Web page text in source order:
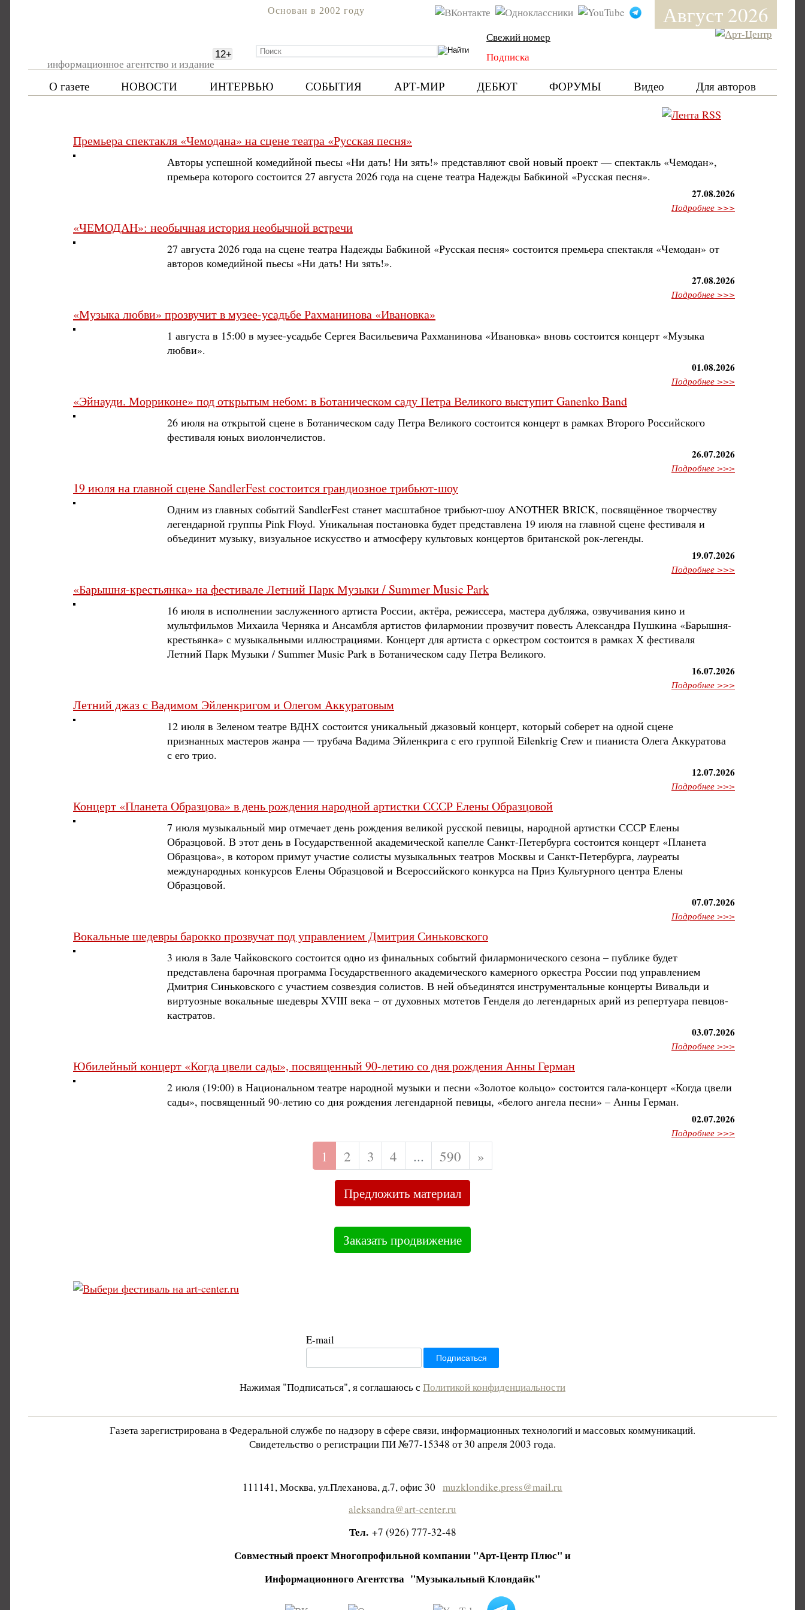
Август 2026
информационное агентство и издание
12+
Основан в 2002 году
Свежий номер
Подписка
О газете НОВОСТИ ИНТЕРВЬЮ СОБЫТИЯ АРТ-МИР ДЕБЮТ ФОРУМЫ Видео Для авторов
Премьера спектакля «Чемодана» на сцене театра «Русская песня»
Авторы успешной комедийной пьесы «Ни дать! Ни зять!» представляют свой новый проект — спектакль «Чемодан»,
премьера которого состоится 27 августа 2026 года на сцене театра Надежды Бабкиной «Русская песня».
27.08.2026
Подробнее >>>
«ЧЕМОДАН»: необычная история необычной встречи
27 августа 2026 года на сцене театра Надежды Бабкиной «Русская песня» состоится премьера спектакля «Чемодан» от
авторов комедийной пьесы «Ни дать! Ни зять!».
27.08.2026
Подробнее >>>
«Музыка любви» прозвучит в музее-усадьбе Рахманинова «Ивановка»
1 августа в 15:00 в музее-усадьбе Сергея Васильевича Рахманинова «Ивановка» вновь состоится концерт «Музыка
любви».
01.08.2026
Подробнее >>>
«Эйнауди. Морриконе» под открытым небом: в Ботаническом саду Петра Великого выступит Ganenko Band
26 июля на открытой сцене в Ботаническом саду Петра Великого состоится концерт в рамках Второго Российского
фестиваля юных виолончелистов.
26.07.2026
Подробнее >>>
19 июля на главной сцене SandlerFest состоится грандиозное трибьют-шоу
Одним из главных событий SandlerFest станет масштабное трибьют-шоу ANOTHER BRICK, посвящённое творчеству
легендарной группы Pink Floyd. Уникальная постановка будет представлена 19 июля на главной сцене фестиваля и
объединит музыку, визуальное искусство и атмосферу культовых концертов британской рок-легенды.
19.07.2026
Подробнее >>>
«Барышня-крестьянка» на фестивале Летний Парк Музыки / Summer Music Park
16 июля в исполнении заслуженного артиста России, актёра, режиссера, мастера дубляжа, озвучивания кино и
мультфильмов Михаила Черняка и Ансамбля артистов филармонии прозвучит повесть Александра Пушкина «Барышня-
крестьянка» с музыкальными иллюстрациями. Концерт для артиста с оркестром состоится в рамках Х фестиваля
Летний Парк Музыки / Summer Music Park в Ботаническом саду Петра Великого.
16.07.2026
Подробнее >>>
Летний джаз с Вадимом Эйленкригом и Олегом Аккуратовым
12 июля в Зеленом театре ВДНХ состоится уникальный джазовый концерт, который соберет на одной сцене
признанных мастеров жанра — трубача Вадима Эйленкрига с его группой Eilenkrig Crew и пианиста Олега Аккуратова
с его трио.
12.07.2026
Подробнее >>>
Концерт «Планета Образцова» в день рождения народной артистки СССР Елены Образцовой
7 июля музыкальный мир отмечает день рождения великой русской певицы, народной артистки СССР Елены
Образцовой. В этот день в Государственной академической капелле Санкт-Петербурга состоится концерт «Планета
Образцова», в котором примут участие солисты музыкальных театров Москвы и Санкт-Петербурга, лауреаты
международных конкурсов Елены Образцовой и Всероссийского конкурса на Приз Культурного центра Елены
Образцовой.
07.07.2026
Подробнее >>>
Вокальные шедевры барокко прозвучат под управлением Дмитрия Синьковского
3 июля в Зале Чайковского состоится одно из финальных событий филармонического сезона – публике будет
представлена барочная программа Государственного академического камерного оркестра России под управлением
Дмитрия Синьковского с участием созвездия солистов. В ней объединятся инструментальные концерты Вивальди и
виртуозные вокальные шедевры XVIII века – от духовных мотетов Генделя до легендарных арий из репертуара певцов-
кастратов.
03.07.2026
Подробнее >>>
Юбилейный концерт «Когда цвели сады», посвященный 90-летию со дня рождения Анны Герман
2 июля (19:00) в Национальном театре народной музыки и песни «Золотое кольцо» состоится гала-концерт «Когда цвели
сады», посвященный 90-летию со дня рождения легендарной певицы, «белого ангела песни» – Анны Герман.
02.07.2026
Подробнее >>>
1 2 3 4 ... 590 »
Предложить материал
Заказать продвижение
E-mail
Нажимая "Подписаться", я соглашаюсь с Политикой конфиденциальности
Газета зарегистрирована в Федеральной службе по надзору в сфере связи, информационных технологий и массовых коммуникаций.
Свидетельство о регистрации ПИ №77-15348 от 30 апреля 2003 года.
111141, Москва, ул.Плеханова, д.7, офис 30 muzklondike.press@mail.ru
aleksandra@art-center.ru
Тел. +7 (926) 777-32-48
Совместный проект Многопрофильной компании "Арт-Центр Плюс" и
Информационного Агентства "Музыкальный Клондайк"